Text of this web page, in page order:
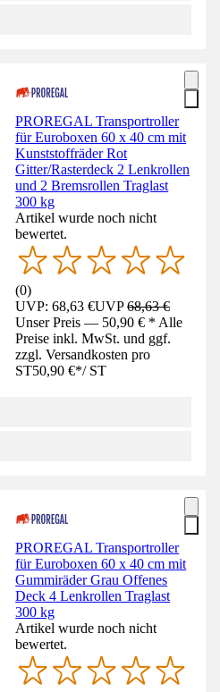
PROREGAL Transportroller
für Euroboxen 60 x 40 cm mit
Kunststoffräder Rot
Gitter/Rasterdeck 2 Lenkrollen
und 2 Bremsrollen Traglast
300 kg
Artikel wurde noch nicht
bewertet.
(0)
UVP: 68,63 €UVP68,63 €
Unser Preis — 50,90 € * Alle
Preise inkl. MwSt. und ggf.
zzgl. Versandkosten pro
ST50,90 €*/ ST
PROREGAL Transportroller
für Euroboxen 60 x 40 cm mit
Gummiräder Grau Offenes
Deck 4 Lenkrollen Traglast
300 kg
Artikel wurde noch nicht
bewertet.